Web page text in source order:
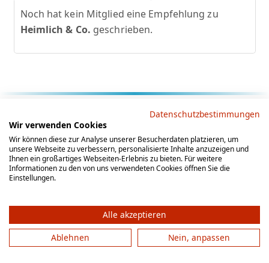
Noch hat kein Mitglied eine Empfehlung zu
Heimlich & Co. geschrieben.
AGB Datenschutz
Impressum
Social Media
© 2012 - 2026 by gesellschaftsspieler-gesucht.de
Datenschutzbestimmungen
Wir verwenden Cookies
Wir können diese zur Analyse unserer Besucherdaten platzieren, um
unsere Webseite zu verbessern, personalisierte Inhalte anzuzeigen und
Ihnen ein großartiges Webseiten-Erlebnis zu bieten. Für weitere
Informationen zu den von uns verwendeten Cookies öffnen Sie die
Einstellungen.
Alle akzeptieren
Ablehnen
Nein, anpassen